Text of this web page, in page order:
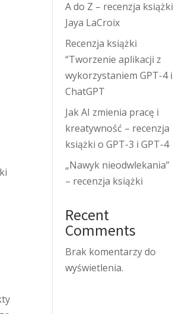
A do Z – recenzja książki
Jaya LaCroix
Recenzja książki
“Tworzenie aplikacji z
wykorzystaniem GPT-4 i
ChatGPT
Jak AI zmienia pracę i
kreatywność – recenzja
książki o GPT-3 i GPT-4
„Nawyk nieodwlekania”
– recenzja książki
Recent
Comments
Brak komentarzy do
wyświetlenia.